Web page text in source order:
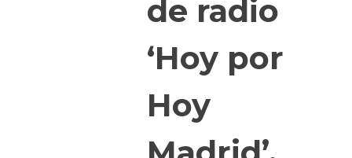
de radio
‘Hoy por
Hoy